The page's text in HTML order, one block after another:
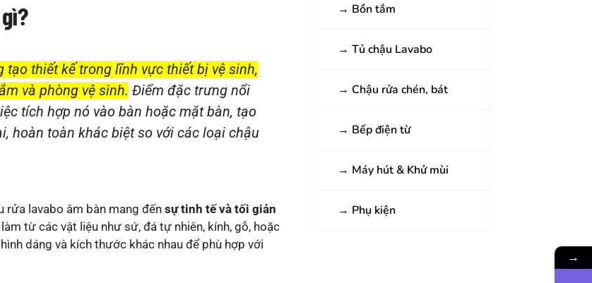
thiết kế trong lĩnh vực thiết bị vệ sinh,
và phòng vệ sinh. Điểm đặc trưng nổi
tích hợp nó vào bàn hoặc mặt bàn, tạo
hoàn toàn khác biệt so với các loại chậu
rửa lavabo âm bàn mang đến sự tinh tế và tối giản
từ các vật liệu như sứ, đá tự nhiên, kính, gỗ, hoặc
dáng và kích thước khác nhau để phù hợp với
→ Bồn tắm
→ Tủ chậu Lavabo
→ Chậu rửa chén, bát
→ Bếp điện từ
→ Máy hút & Khử mùi
→ Phụ kiện
→